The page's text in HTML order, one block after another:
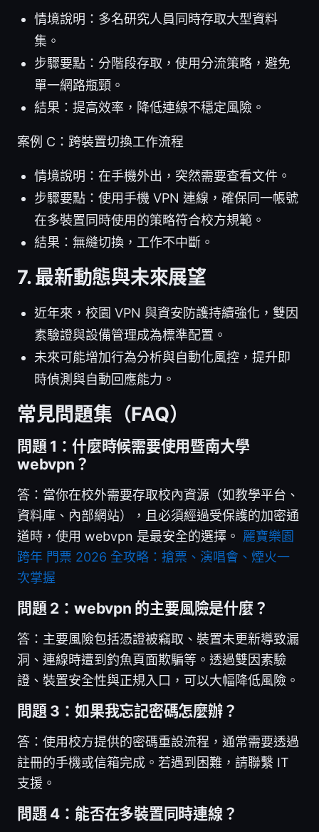
情境說明：多名研究人員同時存取大型資料
集。
步驟要點：分階段存取，使用分流策略，避免
單一網路瓶頸。
結果：提高效率，降低連線不穩定風險。
案例 C：跨裝置切換工作流程
情境說明：在手機外出，突然需要查看文件。
步驟要點：使用手機 VPN 連線，確保同一帳號
在多裝置同時使用的策略符合校方規範。
結果：無縫切換，工作不中斷。
7. 最新動態與未來展望
近年來，校園 VPN 與資安防護持續強化，雙因
素驗證與設備管理成為標準配置。
未來可能增加行為分析與自動化風控，提升即
時偵測與自動回應能力。
常見問題集（FAQ）
問題 1：什麼時候需要使用暨南大學
webvpn？
答：當你在校外需要存取校內資源（如教學平台、
資料庫、內部網站），且必須經過受保護的加密通
道時，使用 webvpn 是最安全的選擇。 麗寶樂園
跨年 門票 2026 全攻略：搶票、演唱會、煙火一
次掌握
問題 2：webvpn 的主要風險是什麼？
答：主要風險包括憑證被竊取、裝置未更新導致漏
洞、連線時遭到釣魚頁面欺騙等。透過雙因素驗
證、裝置安全性與正規入口，可以大幅降低風險。
問題 3：如果我忘記密碼怎麼辦？
答：使用校方提供的密碼重設流程，通常需要透過
註冊的手機或信箱完成。若遇到困難，請聯繫 IT
支援。
問題 4：能否在多裝置同時連線？